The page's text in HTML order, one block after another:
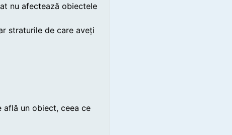
nu afectează obiectele
straturile de care aveți
află un obiect, ceea ce